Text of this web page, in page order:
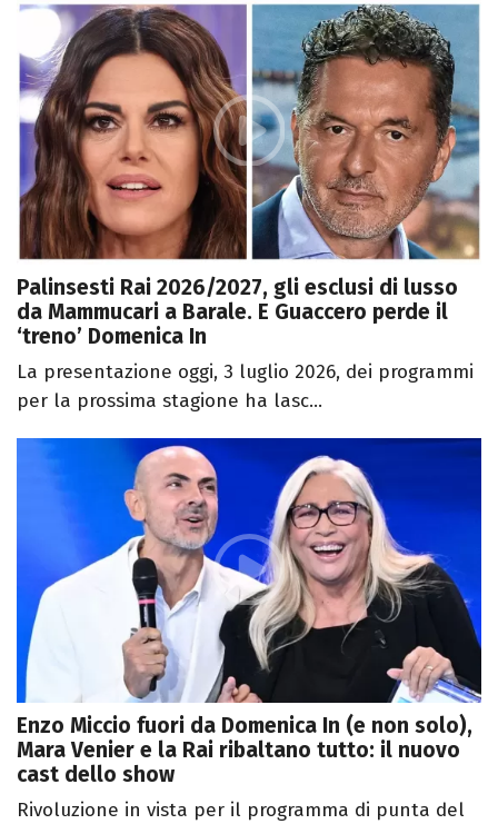
Palinsesti Rai 2026/2027, gli esclusi di lusso
da Mammucari a Barale. E Guaccero perde il
‘treno’ Domenica In
La presentazione oggi, 3 luglio 2026, dei programmi
per la prossima stagione ha lasc...
Enzo Miccio fuori da Domenica In (e non solo),
Mara Venier e la Rai ribaltano tutto: il nuovo
cast dello show
Rivoluzione in vista per il programma di punta del